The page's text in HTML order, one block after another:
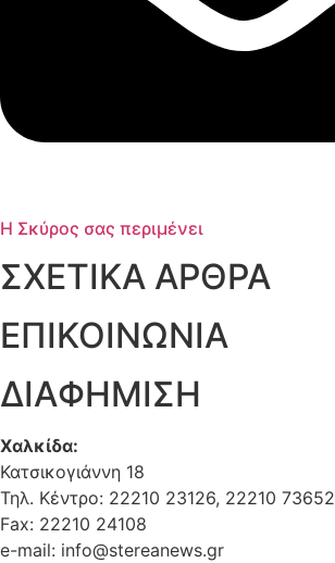
Η Σκύρος σας περιμένει
ΣΧΕΤΙΚΑ ΑΡΘΡΑ
ΕΠΙΚΟΙΝΩΝΙΑ
ΔΙΑΦΗΜΙΣΗ
Χαλκίδα:
Κατσικογιάννη 18
Τηλ. Κέντρο: 22210 23126, 22210 73652
Fax: 22210 24108
e-mail: info@stereanews.gr